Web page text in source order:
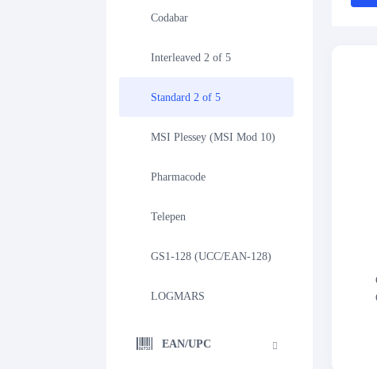
Codabar
Interleaved 2 of 5
Standard 2 of 5
MSI Plessey (MSI Mod 10)
Pharmacode
Telepen
GS1-128 (UCC/EAN-128)
LOGMARS
EAN/UPC